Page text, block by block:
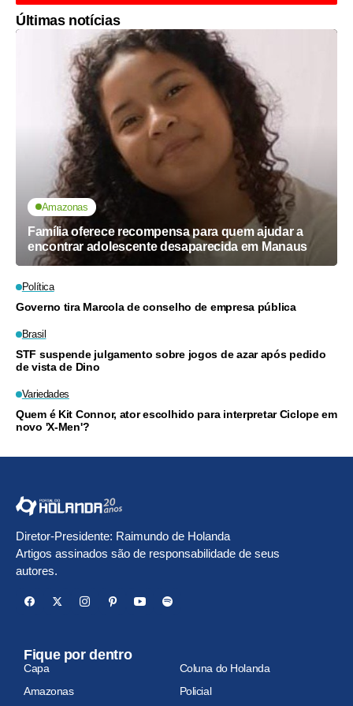
Últimas notícias
Amazonas
Família oferece recompensa para quem ajudar a
encontrar adolescente desaparecida em Manaus
Política
Governo tira Marcola de conselho de empresa pública
Brasil
STF suspende julgamento sobre jogos de azar após pedido
de vista de Dino
Variedades
Quem é Kit Connor, ator escolhido para interpretar Ciclope em
novo 'X-Men'?
Diretor-Presidente: Raimundo de Holanda
Artigos assinados são de responsabilidade de seus
autores.
Fique por dentro
Capa
Coluna do Holanda
Amazonas
Policial